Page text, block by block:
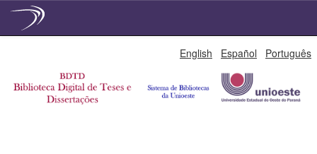
English Español Português